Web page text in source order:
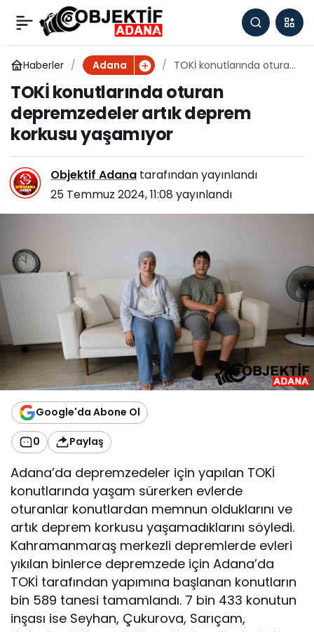
Haberler Adana
TOKİ konutlarında oturan
deprem korkusu
yaşamıyor
TOKİ konutlarında oturan
depremzedeler artık deprem
korkusu yaşamıyor
Objektif Adana tarafından yayınlandı
25 Temmuz 2024, 11:08 yayınlandı
Google'da Abone Ol
0 Paylaş
Adana’da depremzedeler için yapılan TOKİ
konutlarında yaşam sürerken evlerde
oturanlar konutlardan memnun olduklarını ve
artık deprem korkusu yaşamadıklarını söyledi.
Kahramanmaraş merkezli depremlerde evleri
yıkılan binlerce depremzede için Adana’da
TOKİ tarafından yapımına başlanan konutların
bin 589 tanesi tamamlandı. 7 bin 433 konutun
inşası ise Seyhan, Çukurova, Sarıçam,
Adana'da
kovalamacayla
durdurulan araçta 83
bin 888 uyuşturucu hap
ele geçirildi
0 Paylaş